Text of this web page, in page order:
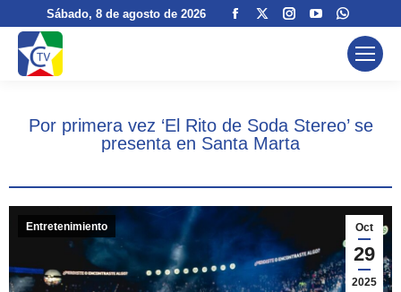
Sábado, 8 de agosto de 2026
Facebook
windowwindow
Instagram
window
YouTube
opens
window
page
opens
window
Por primera vez ‘El Rito de Soda Stereo’ se
presenta en Santa Marta
Oct
29
2025
Entretenimiento